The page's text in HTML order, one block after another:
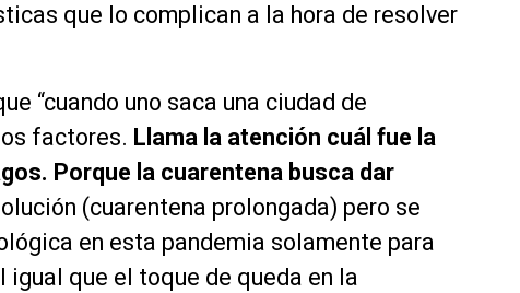
que lo complican a la hora de resolver
“cuando uno saca una ciudad de
factores. Llama la atención cuál fue la
Porque la cuarentena busca dar
(cuarentena prolongada) pero se
en esta pandemia solamente para
que el toque de queda en la